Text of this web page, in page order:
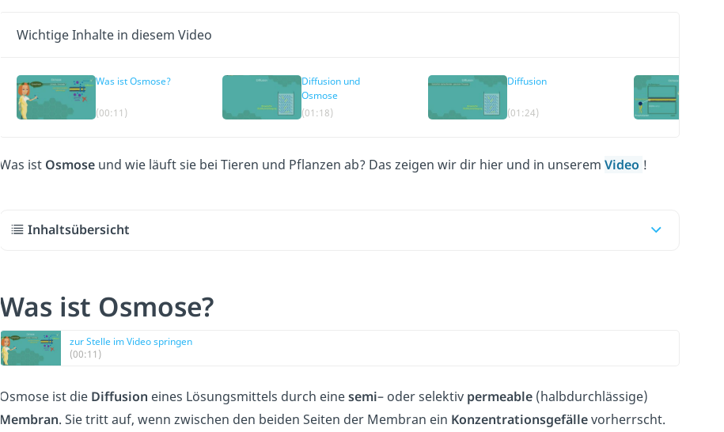
Wichtige Inhalte in diesem Video
Was ist Osmose?
(00:11)
Diffusion und
Osmose
(01:18)
Diffusion
(01:24)
Was ist Osmose und wie läuft sie bei Tieren und Pflanzen ab? Das zeigen wir dir hier und in unserem Video !
Inhaltsübersicht
Was ist Osmose?
zur Stelle im Video springen
(00:11)
Osmose ist die Diffusion eines Lösungsmittels durch einesemi– oder selektiv permeable (halbdurchlässige)
Membran. Sie tritt auf, wenn zwischen den beiden Seiten der Membran ein Konzentrationsgefällevorherrscht.